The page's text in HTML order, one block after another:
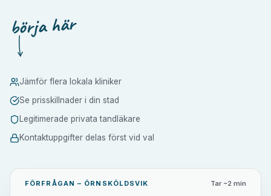
börja här
Jämför flera lokala kliniker
Se prisskillnader i din stad
Legitimerade privata tandläkare
Kontaktuppgifter delas först vid val
FÖRFRÅGAN – ÖRNSKÖLDSVIK Tar ~2 min